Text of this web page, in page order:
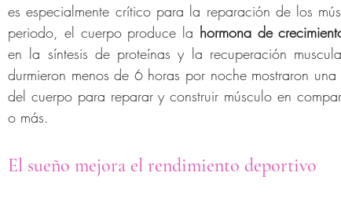
es especialmente crítico para la reparación de los
periodo, el cuerpo produce la hormona de
en la síntesis de proteínas y la recuperación
durmieron menos de 6 horas por noche mostraron
del cuerpo para reparar y construir músculo en
o más.
El sueño mejora el rendimiento deportivo